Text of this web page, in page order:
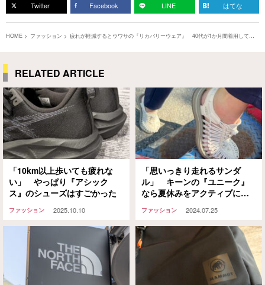
Twitter Facebook LINE はてな
HOME ファッション
疲れが軽減するとウワサの『リカバリーウェア』 40代が1か月間着用してみ
RELATED ARTICLE
「10km以上歩いても疲れな
い」 やっぱり『アシック
ス』のシューズはすごかった
ファッション 2025.10.10
「思いっきり走れるサンダ
ル」 キーンの『ユニーク』
なら夏休みをアクティブに過
ファッション 2024.07.25